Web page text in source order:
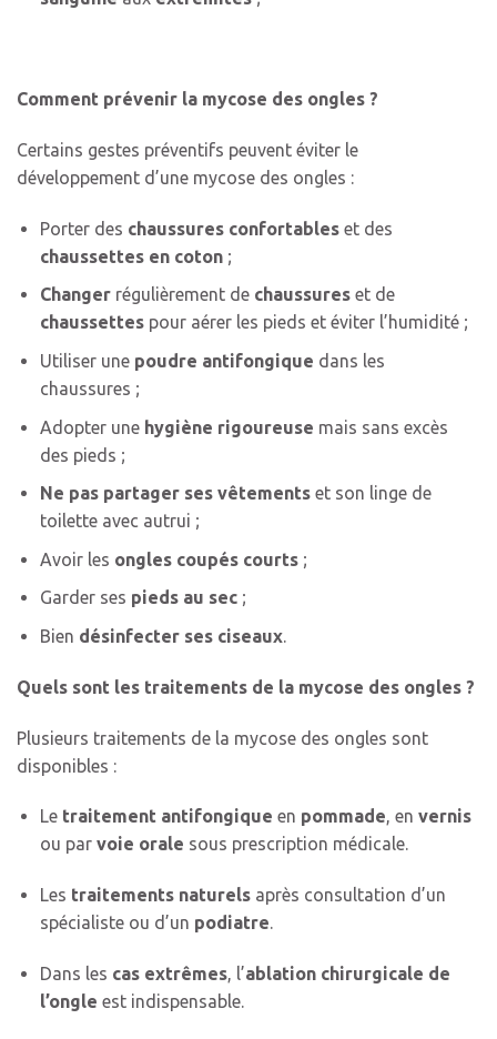
Comment prévenir la mycose des ongles ?
Certains gestes préventifs peuvent éviter le
développement d’une mycose des ongles :
Porter des chaussures confortableset des
chaussettes en coton;
Changerrégulièrement de chaussureset de
chaussettespour aérer les pieds et éviter l’humidité ;
Utiliser une poudre antifongique dans les
chaussures ;
Adopter une hygiène rigoureuse mais sans excès
des pieds ;
Ne pas partager ses vêtementset son linge de
toilette avec autrui ;
Avoir les ongles coupés courts ;
Garder ses pieds au sec ;
Bien désinfecter ses ciseaux.
Quels sont les traitements de la mycose des ongles ?
Plusieurs traitements de la mycose des ongles sont
disponibles :
Le traitement antifongique en pommade, en vernis
ou par voie orale sous prescription médicale.
Les traitements naturelsaprès consultation d’un
spécialiste ou d’un podiatre.
Dans les cas extrêmes, l’ablation chirurgicale de
l’ongle est indispensable.